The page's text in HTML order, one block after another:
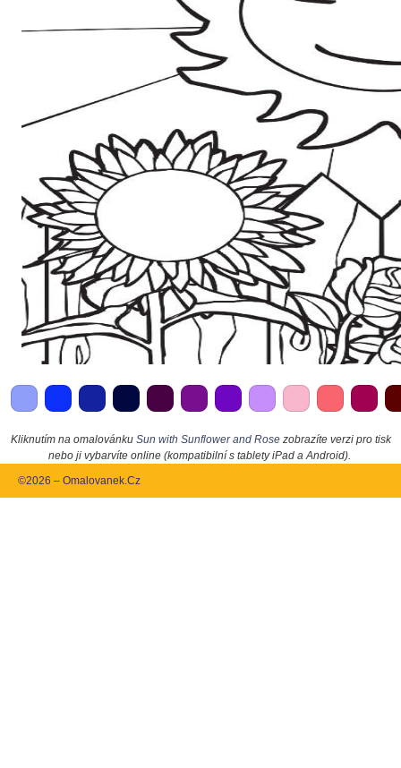
Kliknutím na omalovánku Sun with Sunflower and Rosezobrazíte verzi pro tisk
nebo ji vybarvíte online (kompatibilní s tablety iPad a Android).
©2026 – Omalovanek.Cz